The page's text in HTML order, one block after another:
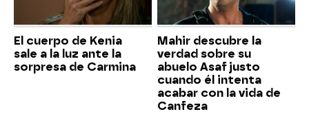
El cuerpo de Kenia
sale a la luz ante la
sorpresa de Carmina
Mahir descubre la
verdad sobre su
abuelo Asaf justo
cuando él intenta
acabar con la vida de
Canfeza